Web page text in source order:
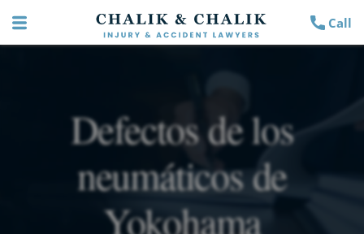
Call
Defectos de los
neumáticos de
Yokohama